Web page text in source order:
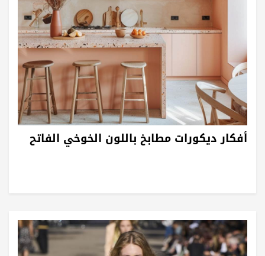
أفكار ديكورات مطابخ باللون الخوخي الفاتح